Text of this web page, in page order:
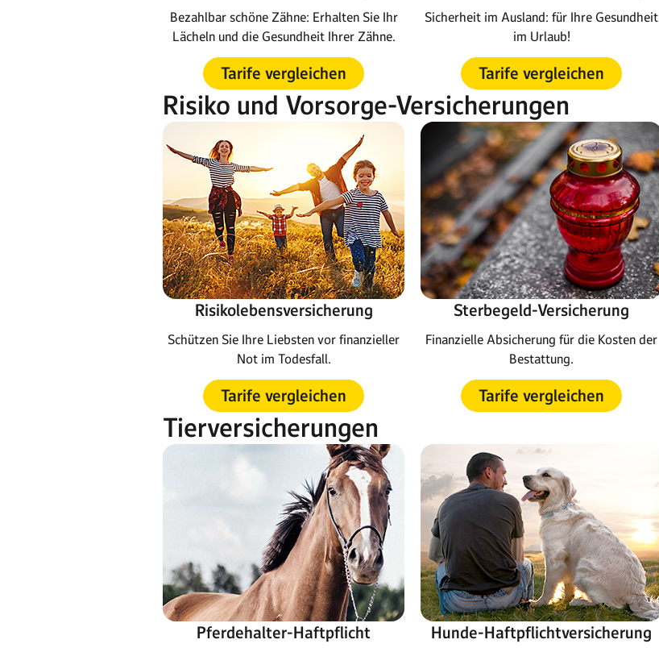
Bezahlbar schöne Zähne: Erhalten Sie Ihr
Lächeln und die Gesundheit Ihrer Zähne.
Tarife vergleichen
Sicherheit im Ausland: für Ihre Gesundheit
im Urlaub!
Tarife vergleichen
Risiko und Vorsorge-Versicherungen
Risikolebensversicherung
Schützen Sie Ihre Liebsten vor finanzieller
Not im Todesfall.
Tarife vergleichen
Sterbegeld-Versicherung
Finanzielle Absicherung für die Kosten der
Bestattung.
Tarife vergleichen
Tierversicherungen
Pferdehalter-Haftpflicht Hunde-Haftpflichtversicherung